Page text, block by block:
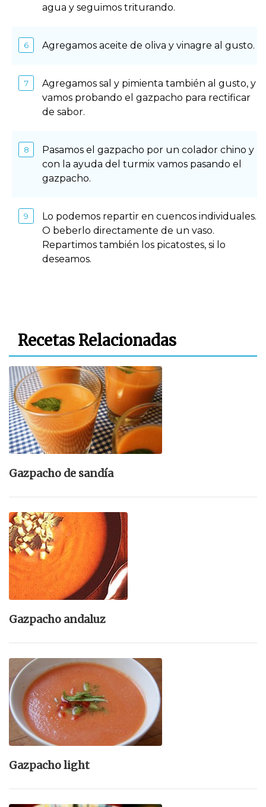
agua y seguimos triturando.
Agregamos aceite de oliva y vinagre al gusto.
Agregamos sal y pimienta también al gusto, y
vamos probando el gazpacho para rectificar
de sabor.
Pasamos el gazpacho por un colador chino y
con la ayuda del turmix vamos pasando el
gazpacho.
Lo podemos repartir en cuencos individuales.
O beberlo directamente de un vaso.
Repartimos también los picatostes, si lo
deseamos.
Recetas Relacionadas
Gazpacho de sandía
Gazpacho andaluz
Gazpacho light